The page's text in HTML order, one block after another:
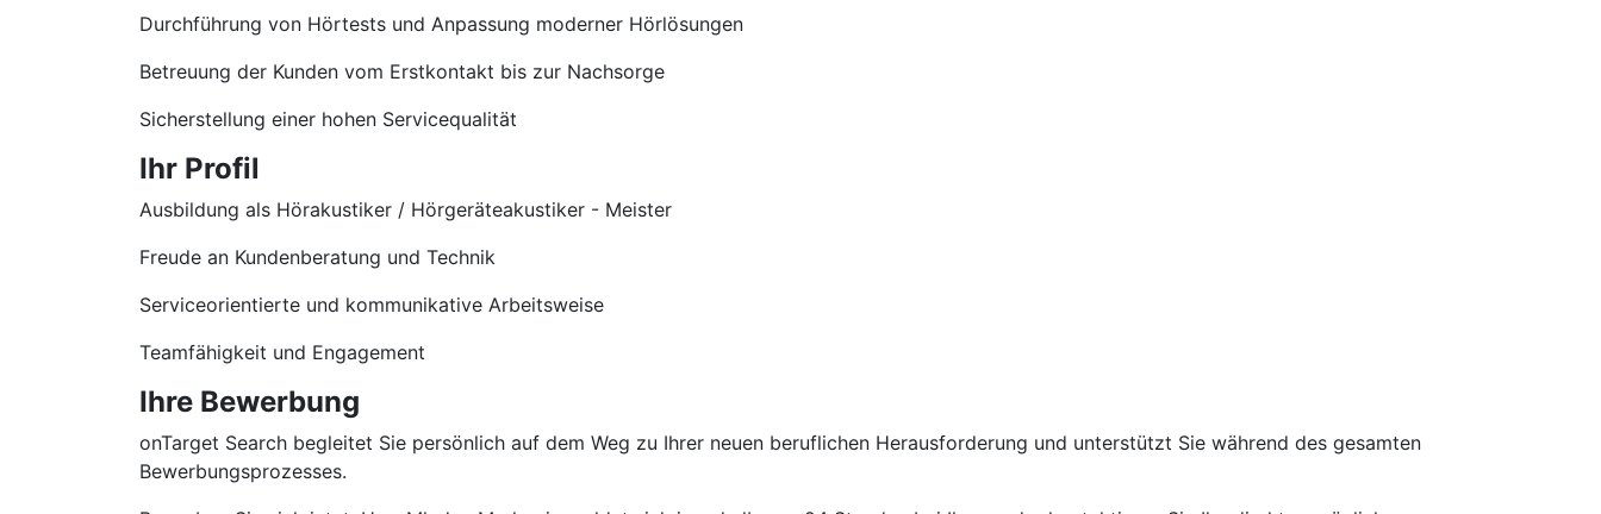
Durchführung von Hörtests und Anpassung moderner Hörlösungen
Betreuung der Kunden vom Erstkontakt bis zur Nachsorge
Sicherstellung einer hohen Servicequalität
Ihr Profil
Ausbildung als Hörakustiker / Hörgeräteakustiker - Meister
Freude an Kundenberatung und Technik
Serviceorientierte und kommunikative Arbeitsweise
Teamfähigkeit und Engagement
Ihre Bewerbung
onTarget Search begleitet Sie persönlich auf dem Weg zu Ihrer neuen beruflichen Herausforderung und unterstützt Sie während des gesamten
Bewerbungsprozesses.